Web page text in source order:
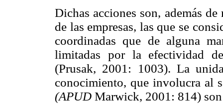
Dichas acciones son, además
de las empresas, las que se
coordinadas que de alguna
limitadas por la efectividad
(Prusak, 2001: 1003). La
conocimiento, que involucra al
(APUD Marwick, 2001: 814)